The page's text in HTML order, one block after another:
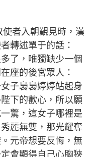
者入朝覲見時，漢
轉述單于的話：
了，唯獨缺少一個
座的後宮眾人：
子裊裊婷婷站起身
下的歡心，所以願
驚，這女子哪裡是
麗無雙，那光耀奪
元帝想要反悔，無
會顯得自己心胸狹